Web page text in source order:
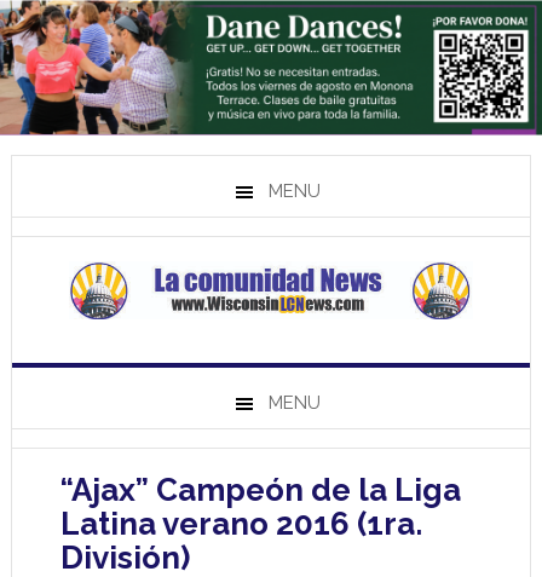
MENU
MENU
“Ajax” Campeón de la Liga
Latina verano 2016 (1ra.
División)